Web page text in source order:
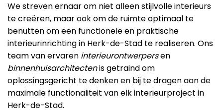
We streven ernaar om niet alleen stijlvolle interieurs
te creëren, maar ook om de ruimte optimaal te
benutten om een functionele en praktische
interieurinrichting in Herk-de-Stad te realiseren. Ons
team van ervaren interieurontwerpersen
binnenhuisarchitectenis getraind om
oplossingsgericht te denken en bij te dragen aan de
maximale functionaliteit van elk interieurproject in
Herk-de-Stad.